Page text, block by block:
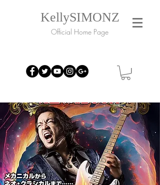
KellySIMONZ
Official Home Page